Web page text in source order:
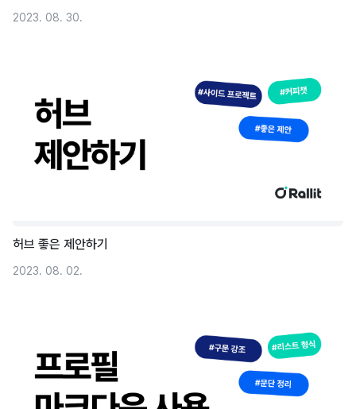
2023. 08. 30.
허브 좋은 제안하기
2023. 08. 02.